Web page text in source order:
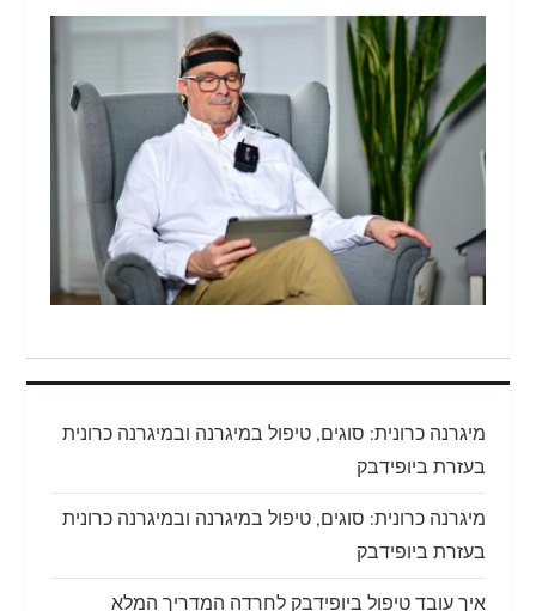
מיגרנה כרונית: סוגים, טיפול במיגרנה ובמיגרנה כרונית
בעזרת ביופידבק
מיגרנה כרונית: סוגים, טיפול במיגרנה ובמיגרנה כרונית
בעזרת ביופידבק
איך עובד טיפול ביופידבק לחרדה המדריך המלא